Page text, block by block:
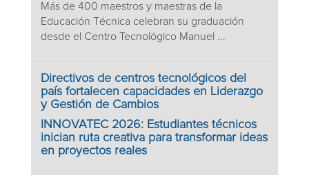
Más de 400 maestros y maestras de la
Educación Técnica celebran su graduación
desde el Centro Tecnológico Manuel ...
Directivos de centros tecnológicos del
país fortalecen capacidades en Liderazgo
y Gestión de Cambios
INNOVATEC 2026: Estudiantes técnicos
inician ruta creativa para transformar ideas
en proyectos reales